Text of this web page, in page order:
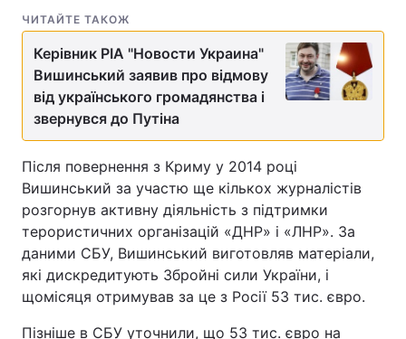
ЧИТАЙТЕ ТАКОЖ
Керівник РІА "Новости Украина"
Вишинський заявив про відмову
від українського громадянства і
звернувся до Путіна
Після повернення з Криму у 2014 році
Вишинський за участю ще кількох журналістів
розгорнув активну діяльність з підтримки
терористичних організацій «ДНР» і «ЛНР». За
даними СБУ, Вишинський виготовляв матеріали,
які дискредитують Збройні сили України, і
щомісяця отримував за це з Росії 53 тис. євро.
Пізніше в СБУ уточнили, що 53 тис. євро на